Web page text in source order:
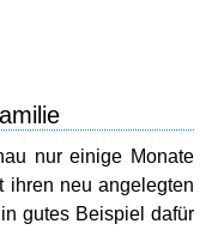
nur einige Monate
ihren neu angelegten
gutes Beispiel dafür